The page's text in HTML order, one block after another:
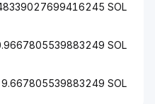
SOL
SOL
9.667805539883249 SOL